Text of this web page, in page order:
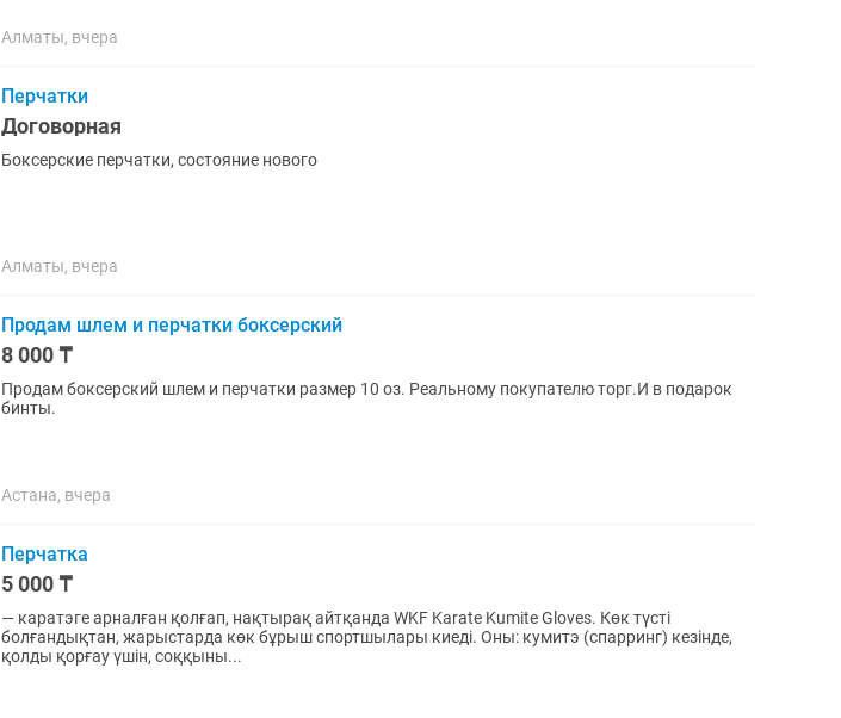
Алматы, вчера
Перчатки
Договорная
Боксерские перчатки, состояние нового
Алматы, вчера
Продам шлем и перчатки боксерский
8 000 ₸
Продам боксерский шлем и перчатки размер 10 оз. Реальному покупателю торг.И в подарок
бинты.
Астана, вчера
Перчатка
5 000 ₸
— каратэге арналған қолғап, нақтырақ айтқанда WKF Karate Kumite Gloves. Көк түсті
болғандықтан, жарыстарда көк бұрыш спортшылары киеді. Оны: кумитэ (спарринг) кезінде,
қолды қорғау үшін, соққыны...